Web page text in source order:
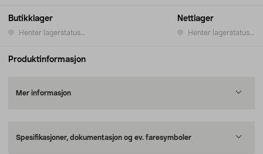
Butikklager
Henter lagerstatus...
Nettlager
Henter lagerstatus...
Produktinformasjon
Mer informasjon
Spesifikasjoner, dokumentasjon og ev. faresymboler